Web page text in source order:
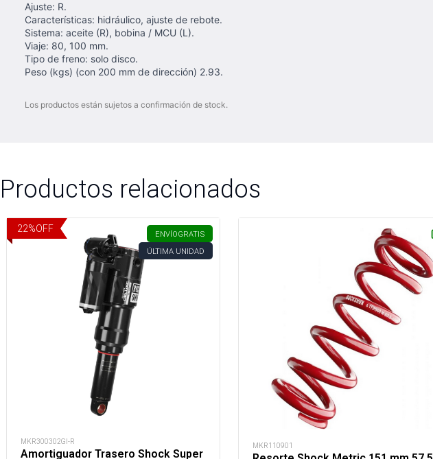
Ajuste: R.
Características: hidráulico, ajuste de rebote.
Sistema: aceite (R), bobina / MCU (L).
Viaje: 80, 100 mm.
Tipo de freno: solo disco.
Peso (kgs) (con 200 mm de dirección) 2.93.
Los productos están sujetos a confirmación de stock.
Productos relacionados
22%OFF ENVÍOGRATIS
ÚLTIMA UNIDAD
MKR300302GI-R
Amortiguador Trasero Shock Super
MKR110901